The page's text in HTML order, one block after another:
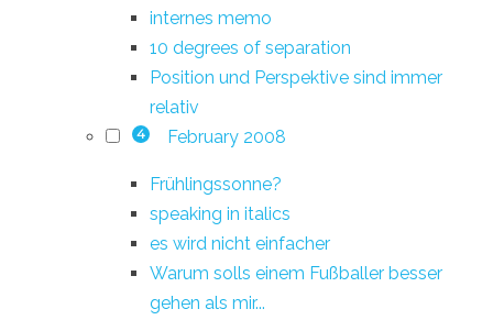
internes memo
10 degrees of separation
Position und Perspektive sind immer
relativ
4 February 2008
Frühlingssonne?
speaking in italics
es wird nicht einfacher
Warum solls einem Fußballer besser
gehen als mir...